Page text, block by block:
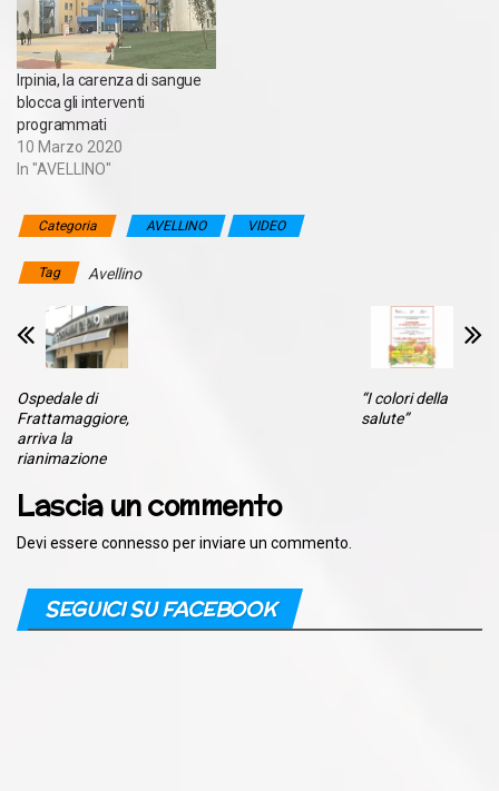
Irpinia, la carenza di sangue
blocca gli interventi
programmati
10 Marzo 2020
In "AVELLINO"
Categoria AVELLINO VIDEO
Tag Avellino
Ospedale di
Frattamaggiore,
arriva la
rianimazione
“I colori della
salute”
Lascia un commento
Devi essere connesso per inviare un commento.
SEGUICI SU FACEBOOK